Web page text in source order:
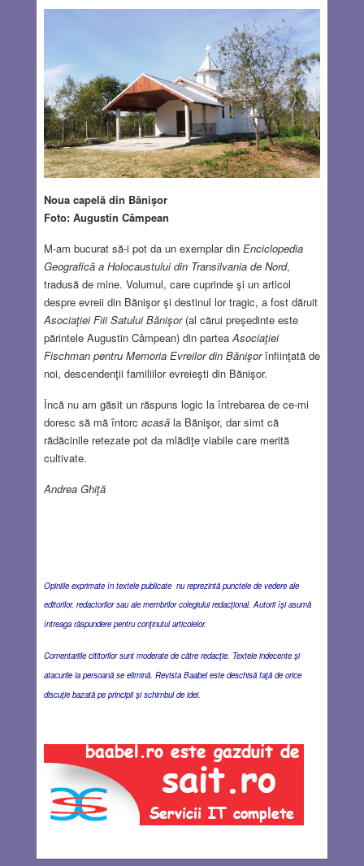
Noua capelă din Bănişor
Foto: Augustin Câmpean
M-am bucurat să-i pot da un exemplar din Enciclopedia
Geografică a Holocaustului din Transilvania de Nord,
tradusă de mine. Volumul, care cuprinde şi un articol
despre evreii din Bănişor şi destinul lor tragic, a fost dăruit
Asociaţiei Fiii Satului Bănişor(al cărui preşedinte este
părintele Augustin Câmpean) din partea Asociaţiei
Fischman pentru Memoria Evreilor din Bănişorînfiinţată de
noi, descendenţii familiilor evreieşti din Bănişor.
Încă nu am găsit un răspuns logic la întrebarea de ce-mi
doresc să mă întorc acasăla Bănişor, dar simt că
rădăcinile retezate pot da mlădiţe viabile care merită
cultivate.
Andrea Ghiţă
Opiniile exprimate în textele publicate nu reprezintă punctele de vedere ale
editorilor, redactorilor sau ale membrilor colegiului redacţional. Autorii îşi asumă
întreaga răspundere pentru conţinutul articolelor.
Comentariile cititorilor sunt moderate de către redacţie. Textele indecente şi
atacurile la persoană se elimină. Revista Baabel este deschisă faţă de orice
discuţie bazată pe principii şi schimbul de idei.